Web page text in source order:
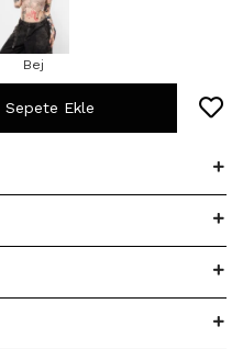
Bej
Sepete Ekle